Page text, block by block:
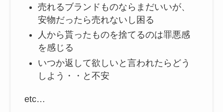
売れるブランドものならまだいいが、
安物だったら売れないし困る
人から貰ったものを捨てるのは罪悪感
を感じる
いつか返して欲しいと言われたらどう
しよう・・と不安
etc…